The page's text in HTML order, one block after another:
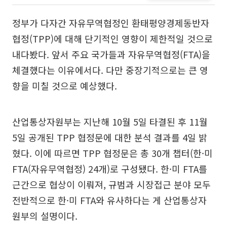
정부가 다자간 자유무역협정인 환태평양경제동반자
협정(TPP)에 대해 단기적인 영향이 제한적일 것으로
내다봤다. 앞서 주요 국가들과 자유무역협정(FTA)을
체결했다는 이유에서다. 다만 중장기적으로는 큰 영
향을 미칠 것으로 예상했다.
산업통상자원부는 지난해 10월 5일 타결된 후 11월
5일 공개된 TPP 협정문에 대한 분석 결과를 4일 밝
혔다. 이에 따르면 TPP 협정문은 총 30개 챕터(한·미
FTA(자유무역협정) 24개)로 구성됐다. 한·미 FTA를
근간으로 협상이 이뤄져, 규범과 시장접근 분야 모두
전반적으로 한·미 FTA와 유사하다는 게 산업통상자
원부의 설명이다.